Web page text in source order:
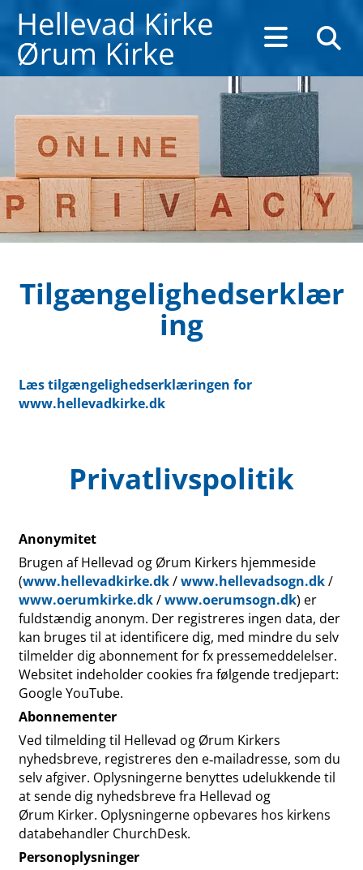
Tilgængelighedserklær
ing
Læs tilgængelighedserklæringen for
www.hellevadkirke.dk
Privatlivspolitik
Anonymitet
Brugen af Hellevad og Ørum Kirkers hjemmeside
(www.hellevadkirke.dk/www.hellevadsogn.dk/
www.oerumkirke.dk/www.oerumsogn.dk) er
fuldstændig anonym. Der registreres ingen data, der
kan bruges til at identificere dig, med mindre du selv
tilmelder dig abonnement for fx pressemeddelelser.
Websitet indeholder cookies fra følgende tredjepart:
Google YouTube.
Abonnementer
Ved tilmelding til Hellevad og Ørum Kirkers
nyhedsbreve, registreres den e‐mailadresse, som du
selv afgiver. Oplysningerne benyttes udelukkende til
at sende dig nyhedsbreve fra Hellevad og
Ørum Kirker. Oplysningerne opbevares hos kirkens
databehandler ChurchDesk.
Personoplysninger